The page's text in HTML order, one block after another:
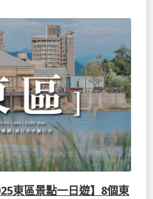
東區景點一日遊】8個東